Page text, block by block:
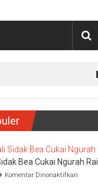
Bea Cukai Ngurah Rai
Komentar Dinonaktifkan